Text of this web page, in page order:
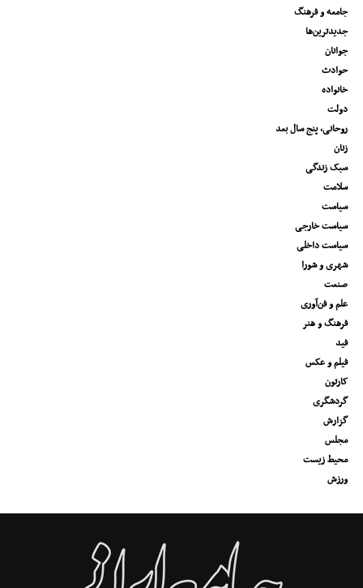
جامعه و فرهنگ
جدیدترین‌ها
جوانان
حوادث
خانواده
دولت
روحانی، پنج سال بعد
زنان
سبک زندگی
سلامت
سیاست
سیاست خارجی
سیاست داخلی
شهری و شورا
صنعت
علم و فن‌آوری
فرهنگ و هنر
فید
فیلم و عکس
کارتون
گردشگری
گزارش
مجلس
محیط زیست
ورزش